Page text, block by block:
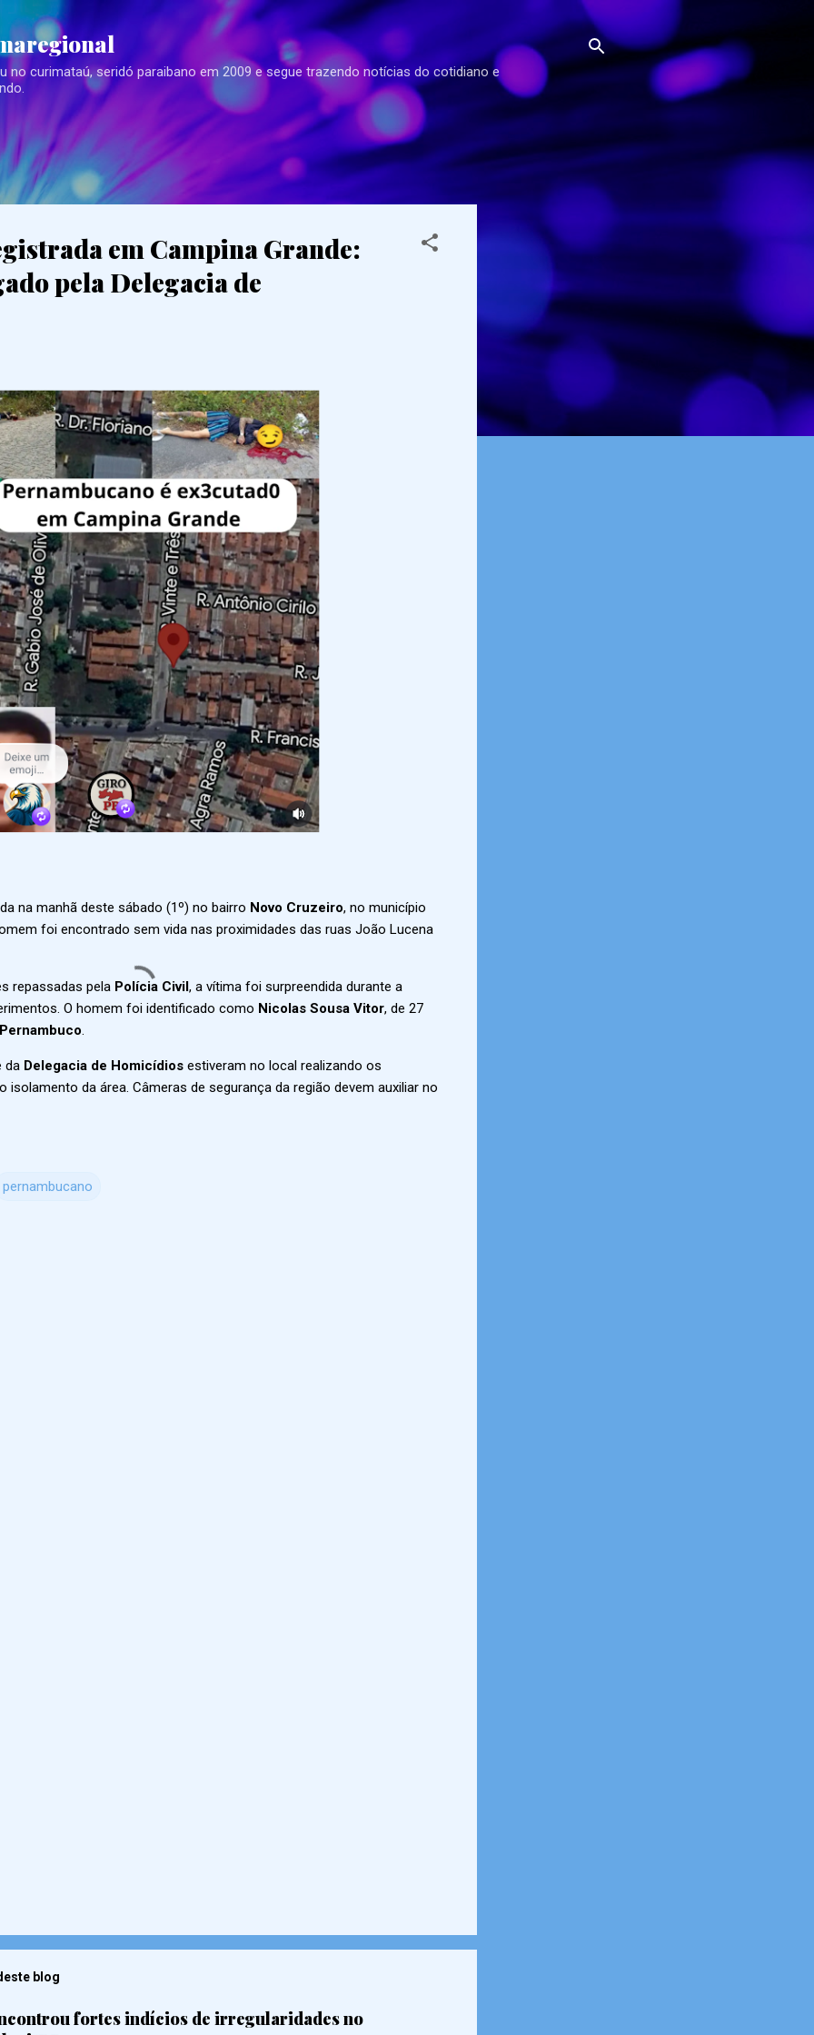
Pular para o conteúdo principal
no curimataú, seridó paraibano em 2009 e segue trazendo notícias do cotidiano e
em Campina Grande:
pela Delegacia de
na manhã deste sábado (1º) no bairro Novo Cruzeiro, no município
foi encontrado sem vida nas proximidades das ruas João Lucena
repassadas pela Polícia Civil, a vítima foi surpreendida durante a
O homem foi identificado como Nicolas Sousa Vitor, de 27
Pernambuco.
da Delegacia de Homicídios estiveram no local realizando os
isolamento da área. Câmeras de segurança da região devem auxiliar no
pernambucano
blog
fortes indícios de irregularidades no